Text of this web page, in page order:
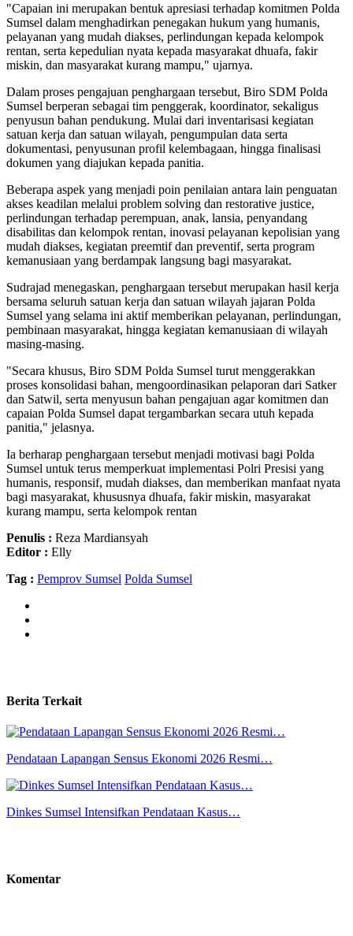
"Capaian ini merupakan bentuk apresiasi terhadap komitmen Polda
Sumsel dalam menghadirkan penegakan hukum yang humanis,
pelayanan yang mudah diakses, perlindungan kepada kelompok
rentan, serta kepedulian nyata kepada masyarakat dhuafa, fakir
miskin, dan masyarakat kurang mampu," ujarnya.
Dalam proses pengajuan penghargaan tersebut, Biro SDM Polda
Sumsel berperan sebagai tim penggerak, koordinator, sekaligus
penyusun bahan pendukung. Mulai dari inventarisasi kegiatan
satuan kerja dan satuan wilayah, pengumpulan data serta
dokumentasi, penyusunan profil kelembagaan, hingga finalisasi
dokumen yang diajukan kepada panitia.
Beberapa aspek yang menjadi poin penilaian antara lain penguatan
akses keadilan melalui problem solving dan restorative justice,
perlindungan terhadap perempuan, anak, lansia, penyandang
disabilitas dan kelompok rentan, inovasi pelayanan kepolisian yang
mudah diakses, kegiatan preemtif dan preventif, serta program
kemanusiaan yang berdampak langsung bagi masyarakat.
Sudrajad menegaskan, penghargaan tersebut merupakan hasil kerja
bersama seluruh satuan kerja dan satuan wilayah jajaran Polda
Sumsel yang selama ini aktif memberikan pelayanan, perlindungan,
pembinaan masyarakat, hingga kegiatan kemanusiaan di wilayah
masing-masing.
"Secara khusus, Biro SDM Polda Sumsel turut menggerakkan
proses konsolidasi bahan, mengoordinasikan pelaporan dari Satker
dan Satwil, serta menyusun bahan pengajuan agar komitmen dan
capaian Polda Sumsel dapat tergambarkan secara utuh kepada
panitia," jelasnya.
Ia berharap penghargaan tersebut menjadi motivasi bagi Polda
Sumsel untuk terus memperkuat implementasi Polri Presisi yang
humanis, responsif, mudah diakses, dan memberikan manfaat nyata
bagi masyarakat, khususnya dhuafa, fakir miskin, masyarakat
kurang mampu, serta kelompok rentan
Penulis : Reza Mardiansyah
Editor : Elly
Tag : Pemprov Sumsel Polda Sumsel
Berita Terkait
Pendataan Lapangan Sensus Ekonomi 2026 Resmi…
Dinkes Sumsel Intensifkan Pendataan Kasus…
Komentar